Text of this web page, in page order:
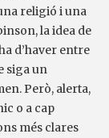
religió i una
la idea de
d’haver entre
siga un
Però, alerta,
o a cap
més clares